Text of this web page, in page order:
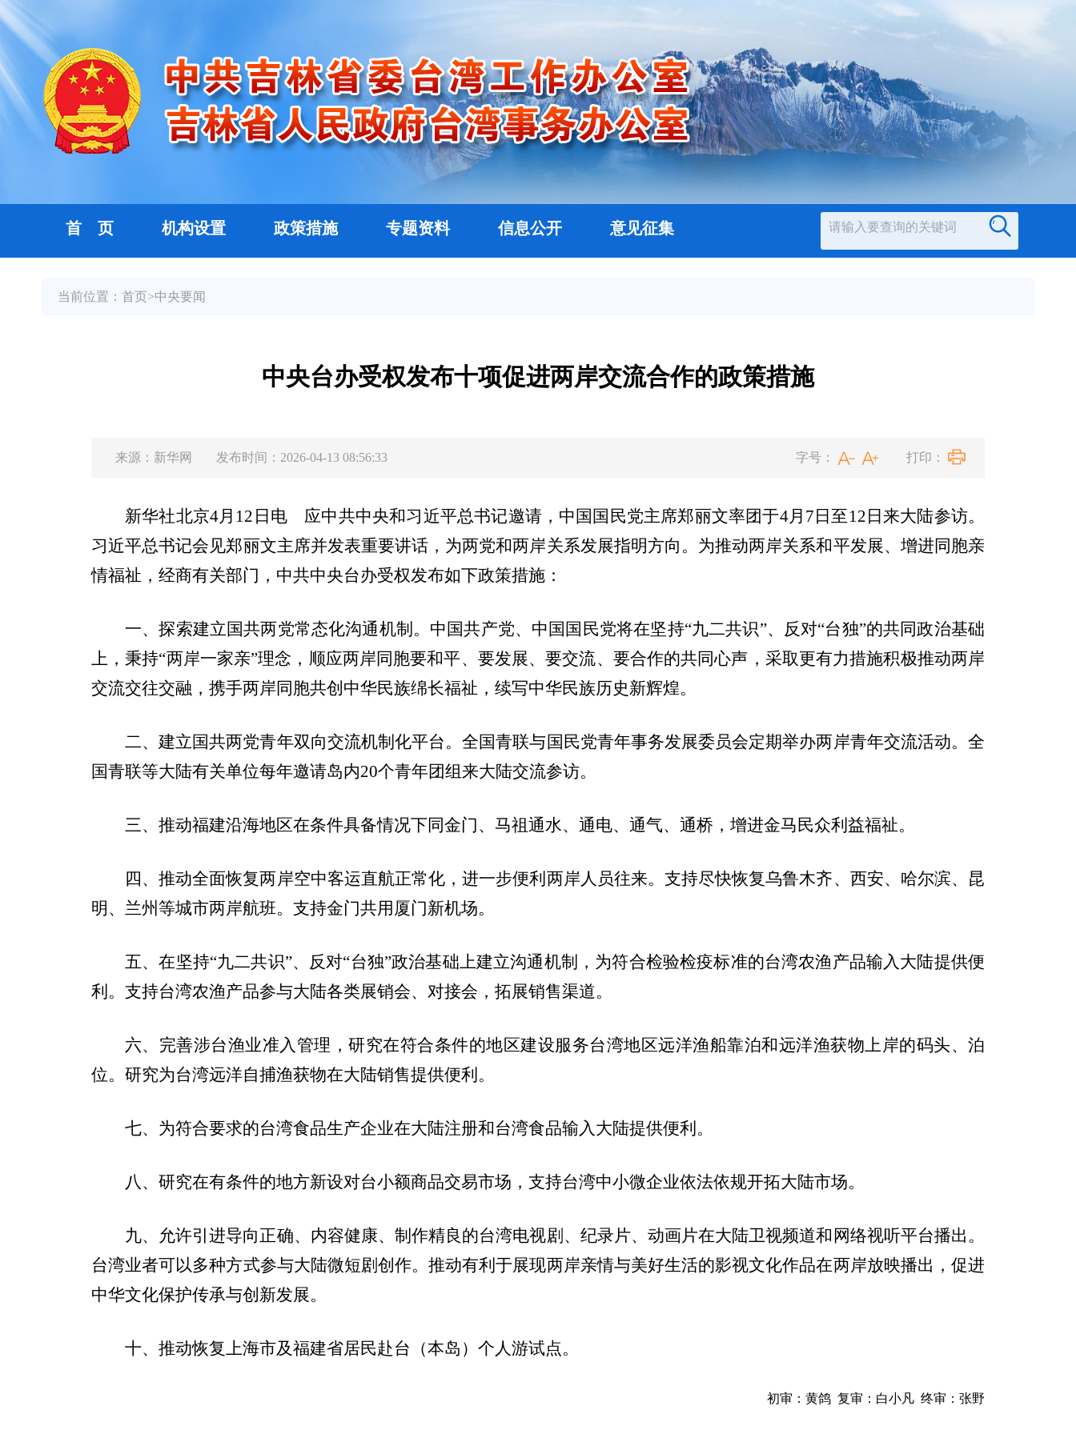
首 页 机构设置 政策措施 专题资料 信息公开 意见征集
当前位置： 首页>中央要闻
中央台办受权发布十项促进两岸交流合作的政策措施
来源： 新华网 发布时间：2026-04-13 08:56:33 字号： 打印：
新华社北京4月12日电 应中共中央和习近平总书记邀请，中国国民党主席郑丽文率团于4月7日至12日来大陆参访。
习近平总书记会见郑丽文主席并发表重要讲话，为两党和两岸关系发展指明方向。为推动两岸关系和平发展、增进同胞亲
情福祉，经商有关部门，中共中央台办受权发布如下政策措施：
一、探索建立国共两党常态化沟通机制。中国共产党、中国国民党将在坚持“九二共识”、反对“台独”的共同政治基础
上，秉持“两岸一家亲”理念，顺应两岸同胞要和平、要发展、要交流、要合作的共同心声，采取更有力措施积极推动两岸
交流交往交融，携手两岸同胞共创中华民族绵长福祉，续写中华民族历史新辉煌。
二、建立国共两党青年双向交流机制化平台。全国青联与国民党青年事务发展委员会定期举办两岸青年交流活动。全
国青联等大陆有关单位每年邀请岛内20个青年团组来大陆交流参访。
三、推动福建沿海地区在条件具备情况下同金门、马祖通水、通电、通气、通桥，增进金马民众利益福祉。
四、推动全面恢复两岸空中客运直航正常化，进一步便利两岸人员往来。支持尽快恢复乌鲁木齐、西安、哈尔滨、昆
明、兰州等城市两岸航班。支持金门共用厦门新机场。
五、在坚持“九二共识”、反对“台独”政治基础上建立沟通机制，为符合检验检疫标准的台湾农渔产品输入大陆提供便
利。支持台湾农渔产品参与大陆各类展销会、对接会，拓展销售渠道。
六、完善涉台渔业准入管理，研究在符合条件的地区建设服务台湾地区远洋渔船靠泊和远洋渔获物上岸的码头、泊
位。研究为台湾远洋自捕渔获物在大陆销售提供便利。
七、为符合要求的台湾食品生产企业在大陆注册和台湾食品输入大陆提供便利。
八、研究在有条件的地方新设对台小额商品交易市场，支持台湾中小微企业依法依规开拓大陆市场。
九、允许引进导向正确、内容健康、制作精良的台湾电视剧、纪录片、动画片在大陆卫视频道和网络视听平台播出。
台湾业者可以多种方式参与大陆微短剧创作。推动有利于展现两岸亲情与美好生活的影视文化作品在两岸放映播出，促进
中华文化保护传承与创新发展。
十、推动恢复上海市及福建省居民赴台（本岛）个人游试点。
初审：黄鸽 复审：白小凡 终审：张野